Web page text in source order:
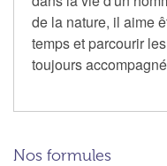
de la nature, il aime
temps et parcourir
toujours
Nos formules